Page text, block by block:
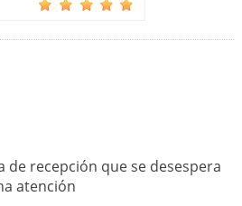
de recepción que se desespera
atención